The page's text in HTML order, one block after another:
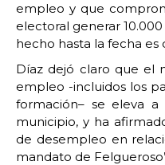
empleo y que
electoral generar
hecho hasta la fecha es
Díaz dejó claro que el
empleo -incluidos los
formación– se eleva a
municipio, y ha
de desempleo en
mandato de